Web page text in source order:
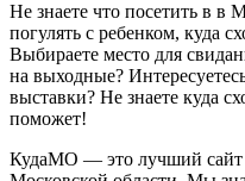
Не знаете что посетить в в
погулять с ребенком, куда
Выбираете место для
на выходные?
выставки? Не знаете куда
поможет!
КудаМО — это лучший сайт